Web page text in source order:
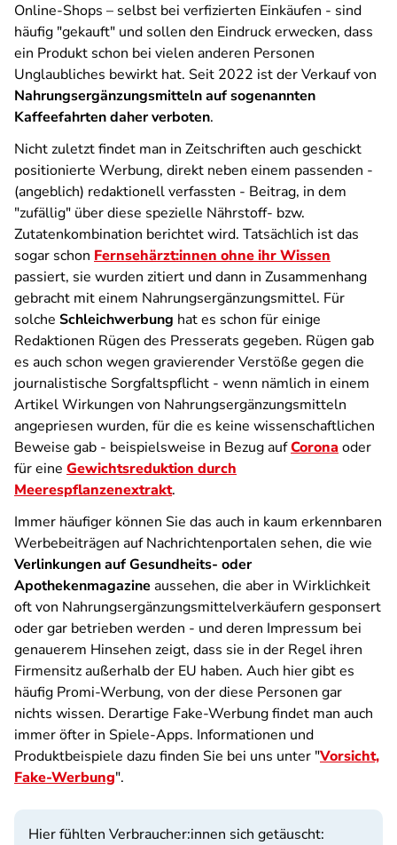
Online-Shops – selbst bei verfizierten Einkäufen - sind
häufig "gekauft" und sollen den Eindruck erwecken, dass
ein Produkt schon bei vielen anderen Personen
Unglaubliches bewirkt hat. Seit 2022 ist der Verkauf von
Nahrungsergänzungsmitteln auf sogenannten
Kaffeefahrten daher verboten.
Nicht zuletzt findet man in Zeitschriften auch geschickt
positionierte Werbung, direkt neben einem passenden -
(angeblich) redaktionell verfassten - Beitrag, in dem
"zufällig" über diese spezielle Nährstoff- bzw.
Zutatenkombination berichtet wird. Tatsächlich ist das
sogar schon Fernsehärzt:innen ohne ihr Wissen
passiert, sie wurden zitiert und dann in Zusammenhang
gebracht mit einem Nahrungsergänzungsmittel. Für
solche Schleichwerbung hat es schon für einige
Redaktionen Rügen des Presserats gegeben. Rügen gab
es auch schon wegen gravierender Verstöße gegen die
journalistische Sorgfaltspflicht - wenn nämlich in einem
Artikel Wirkungen von Nahrungsergänzungsmitteln
angepriesen wurden, für die es keine wissenschaftlichen
Beweise gab - beispielsweise in Bezug aufCorona oder
für eine Gewichtsreduktion durch
Meerespflanzenextrakt.
Immer häufiger können Sie das auch in kaum erkennbaren
Werbebeiträgen auf Nachrichtenportalen sehen, die wie
Verlinkungen auf Gesundheits- oder
Apothekenmagazine aussehen, die aber in Wirklichkeit
oft von Nahrungsergänzungsmittelverkäufern gesponsert
oder gar betrieben werden - und deren Impressum bei
genauerem Hinsehen zeigt, dass sie in der Regel ihren
Firmensitz außerhalb der EU haben. Auch hier gibt es
häufig Promi-Werbung, von der diese Personen gar
nichts wissen. Derartige Fake-Werbung findet man auch
immer öfter in Spiele-Apps. Informationen und
Produktbeispiele dazu finden Sie bei uns unter "Vorsicht,
Fake-Werbung".
Hier fühlten Verbraucher:innen sich getäuscht: